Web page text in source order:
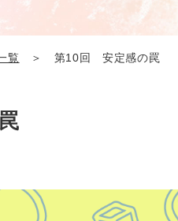
覧 ＞ 第10回 安定感の罠